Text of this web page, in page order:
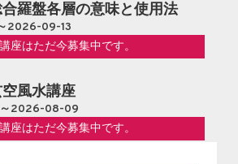
羅盤各層の意味と使用法
2026-09-13
座はただ今募集中です。
風水講座
2026-08-09
座はただ今募集中です。